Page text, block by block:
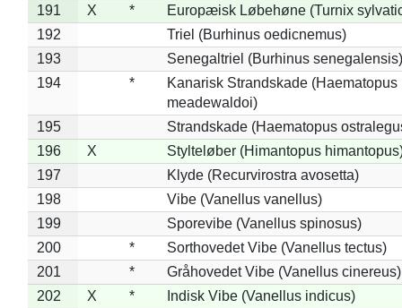
191
X *
Europæisk Løbehøne (Turnix
192
Triel (Burhinus oedicnemus)
193
Senegaltriel (Burhinus senegalensis)
194
*
Kanarisk Strandskade (Haematopus
meadewaldoi)
195
Strandskade (Haematopus
196
X
Stylteløber (Himantopus
197
Klyde (Recurvirostra avosetta)
198
Vibe (Vanellus vanellus)
199
Sporevibe (Vanellus spinosus)
200
*
Sorthovedet Vibe (Vanellus tectus)
201
*
Gråhovedet Vibe (Vanellus cinereus)
202
X *
Indisk Vibe (Vanellus indicus)